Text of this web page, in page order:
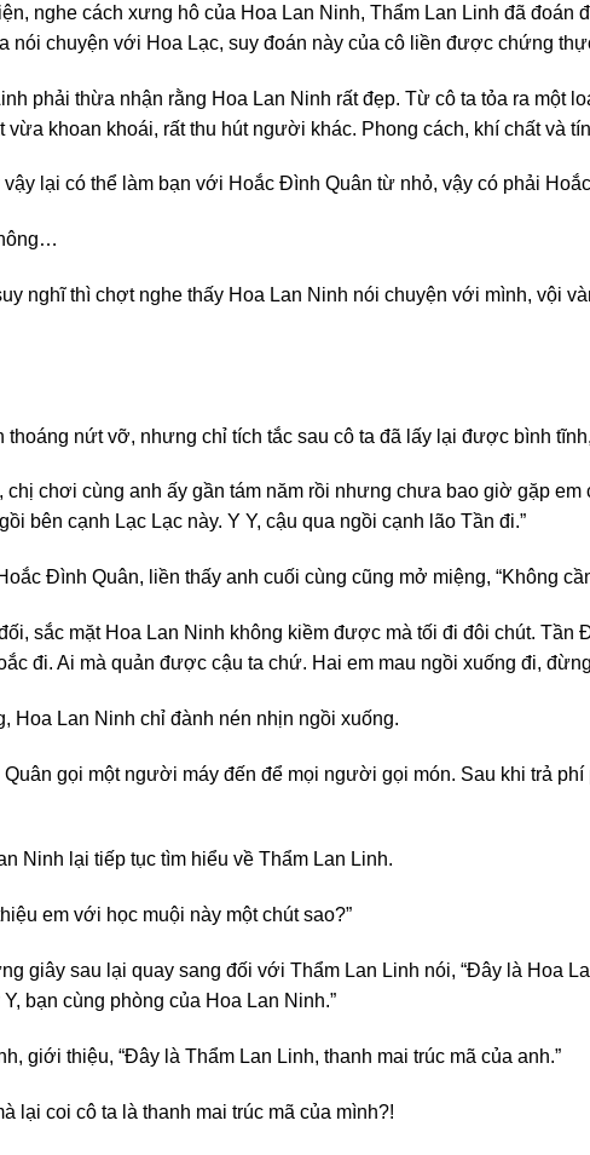
nghe cách xưng hô của Hoa Lan Ninh, Thẩm Lan Linh đã đoán
nói chuyện với Hoa Lạc, suy đoán này của cô liền được chứng
phải thừa nhận rằng Hoa Lan Ninh rất đẹp. Từ cô ta tỏa ra một
khoan khoái, rất thu hút người khác. Phong cách, khí chất và
lại có thể làm bạn với Hoắc Đình Quân từ nhỏ, vậy có phải
nghĩ thì chợt nghe thấy Hoa Lan Ninh nói chuyện với mình, vội
thoáng nứt vỡ, nhưng chỉ tích tắc sau cô ta đã lấy lại được bình
chị chơi cùng anh ấy gần tám năm rồi nhưng chưa bao giờ gặp
bên cạnh Lạc Lạc này. Y Y, cậu qua ngồi cạnh lão Tần đi.”
Đình Quân, liền thấy anh cuối cùng cũng mở miệng, “Không
sắc mặt Hoa Lan Ninh không kiềm được mà tối đi đôi chút. Tần
đi. Ai mà quản được cậu ta chứ. Hai em mau ngồi xuống đi,
Hoa Lan Ninh chỉ đành nén nhịn ngồi xuống.
gọi một người máy đến để mọi người gọi món. Sau khi trả
Ninh lại tiếp tục tìm hiểu về Thẩm Lan Linh.
em với học muội này một chút sao?”
giây sau lại quay sang đối với Thẩm Lan Linh nói, “Đây là Hoa
bạn cùng phòng của Hoa Lan Ninh.”
giới thiệu, “Đây là Thẩm Lan Linh, thanh mai trúc mã của anh.”
lại coi cô ta là thanh mai trúc mã của mình?!